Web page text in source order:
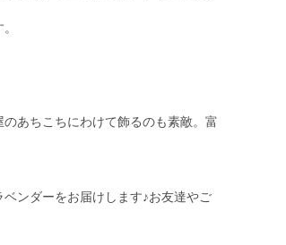
あちこちにわけて飾るのも素敵。富
ンダーをお届けします♪お友達やご